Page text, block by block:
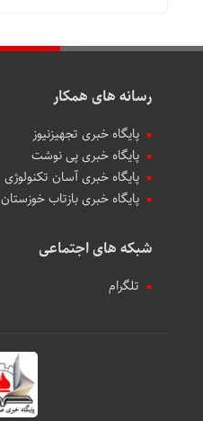
رسانه های همکار
پایگاه خبری تجهیزنیوز
پایگاه خبری پی نوشت
پایگاه خبری آسان تکنولوژی
پایگاه خبری بازتاب خوزستان
شبکه های اجتماعی
تلگرام